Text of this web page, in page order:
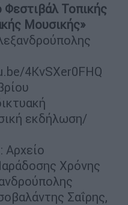
Τοπικής
Μουσικής»
4KvSXer0FHQ
εκδήλωση/
Αρχείο
Χρόνης
Σαΐρης,